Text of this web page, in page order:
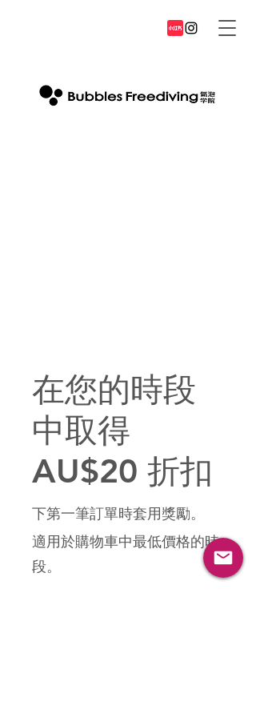
在您的時段
中取得
AU$20 折扣
下第一筆訂單時套用獎勵。
適用於購物車中最低價格的時
段。